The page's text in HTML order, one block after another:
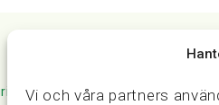
Vi och våra partners